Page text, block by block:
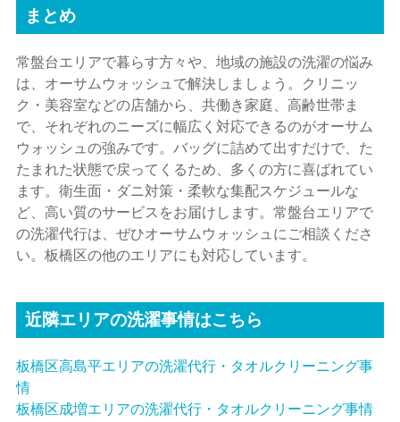
まとめ
常盤台エリアで暮らす方々や、地域の施設の洗濯の悩み
は、オーサムウォッシュで解決しましょう。クリニッ
ク・美容室などの店舗から、共働き家庭、高齢世帯ま
で、それぞれのニーズに幅広く対応できるのがオーサム
ウォッシュの強みです。バッグに詰めて出すだけで、た
たまれた状態で戻ってくるため、多くの方に喜ばれてい
ます。衛生面・ダニ対策・柔軟な集配スケジュールな
ど、高い質のサービスをお届けします。常盤台エリアで
の洗濯代行は、ぜひオーサムウォッシュにご相談くださ
い。板橋区の他のエリアにも対応しています。
近隣エリアの洗濯事情はこちら
板橋区高島平エリアの洗濯代行・タオルクリーニング事
情
板橋区成増エリアの洗濯代行・タオルクリーニング事情